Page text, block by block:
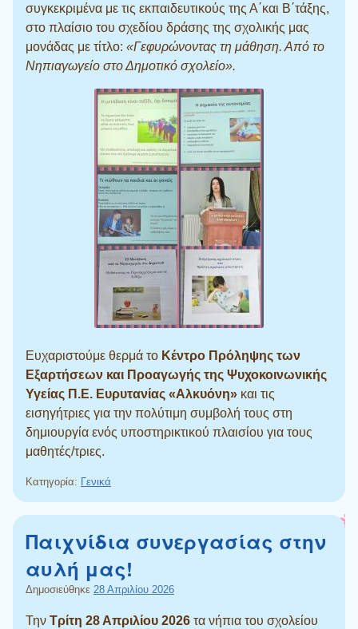
συγκεκριμένα με τις εκπαιδευτικούς της Α΄και Β΄τάξης,
στο πλαίσιο του σχεδίου δράσης της σχολικής μας
μονάδας με τίτλο: «Γεφυρώνοντας τη μάθηση. Από το
Νηπιαγωγείο στο Δημοτικό σχολείο».
Ευχαριστούμε θερμά το Κέντρο Πρόληψης των
Εξαρτήσεων και Προαγωγής της Ψυχοκοινωνικής
Υγείας Π.Ε. Ευρυτανίας «Αλκυόνη» και τις
εισηγήτριες για την πολύτιμη συμβολή τους στη
δημιουργία ενός υποστηρικτικού πλαισίου για τους
μαθητές/τριες.
Κατηγορία: Γενικά
Παιχνίδια συνεργασίας στην
αυλή μας!
Δημοσιεύθηκε 28 Απριλίου 2026
Την Τρίτη 28 Απριλίου 2026 τα νήπια του σχολείου